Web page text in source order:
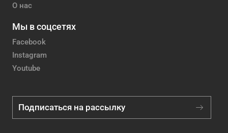
О нас
Мы в соцсетях
Facebook
Instagram
Youtube
Подписаться на рассылку